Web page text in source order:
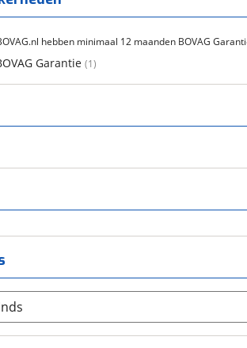
hebben minimaal 12 maanden BOVAG
Garantie (1)